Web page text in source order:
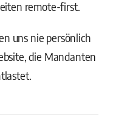
remote-first.
uns nie persönlich
die Mandanten